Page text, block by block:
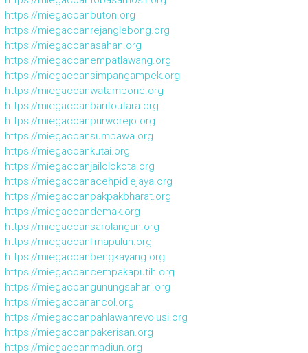
https://miegacoanbuton.org
https://miegacoanrejanglebong.org
https://miegacoanasahan.org
https://miegacoanempatlawang.org
https://miegacoansimpangampek.org
https://miegacoanwatampone.org
https://miegacoanbaritoutara.org
https://miegacoanpurworejo.org
https://miegacoansumbawa.org
https://miegacoankutai.org
https://miegacoanjailolokota.org
https://miegacoanacehpidiejaya.org
https://miegacoanpakpakbharat.org
https://miegacoandemak.org
https://miegacoansarolangun.org
https://miegacoanlimapuluh.org
https://miegacoanbengkayang.org
https://miegacoancempakaputih.org
https://miegacoangunungsahari.org
https://miegacoanancol.org
https://miegacoanpahlawanrevolusi.org
https://miegacoanpakerisan.org
https://miegacoanmadiun.org